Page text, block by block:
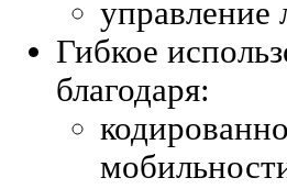
управление
Гибкое
благодаря: